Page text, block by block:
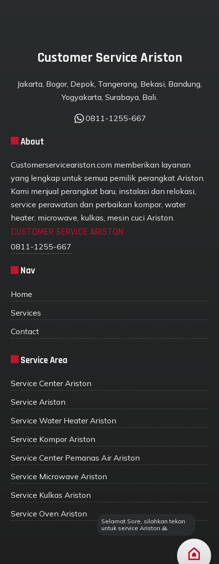
Customer Service Ariston
Jakarta, Bogor, Depok, Tangerang, Bekasi, Bandung,
Yogyakarta, Surabaya, Bali.
0811-1255-667
About
Customerserviceariston.com memberikan layanan
yang lengkap untuk semua pemilik perangkat Ariston.
Kami menjual perangkat baru, instalasi dan relokasi,
service perawatan dan perbaikan kompor, water
heater, microwave, kulkas, mesin cuci Ariston.
CUSTOMER SERVICE ARISTON
0811-1255-667
Nav
Home
Services
Contact
Service Area
Service Center Ariston
Service Ariston
Service Water Heater Ariston
Service Kompor Ariston
Service Center Pemanas Air Ariston
Service Microwave Ariston
Service Kulkas Ariston
Service Oven Ariston
Selamat Sore, silahkan tekan
untuk service Ariston 🙏